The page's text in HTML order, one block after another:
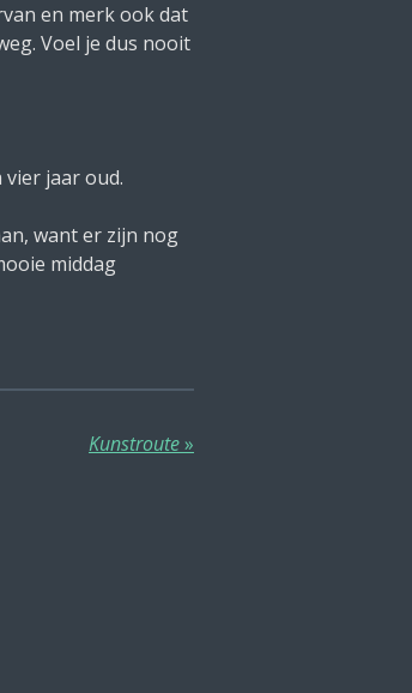
en merk ook dat
Voel je dus nooit
jaar oud.
want er zijn nog
middag
Kunstroute»